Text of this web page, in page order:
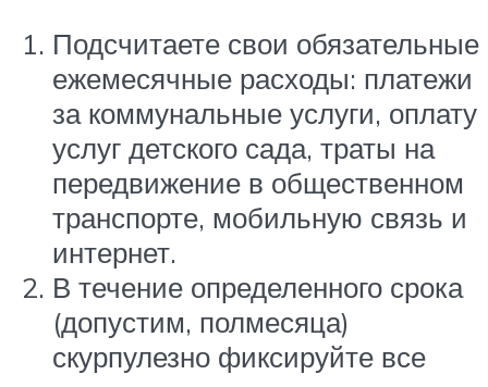
Подсчитаете свои обязательные
ежемесячные расходы: платежи
за коммунальные услуги, оплату
услуг детского сада, траты на
передвижение в общественном
транспорте, мобильную связь и
интернет.
В течение определенного срока
(допустим, полмесяца)
скурпулезно фиксируйте все